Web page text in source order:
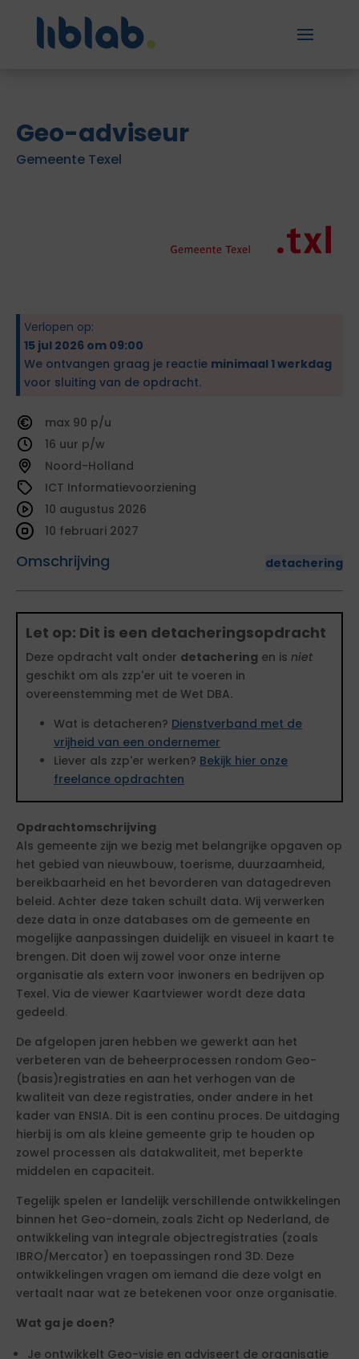
Geo-adviseur
Gemeente Texel
Verlopen op:
15 jul 2026 om 09:00
We ontvangen graag je reactie minimaal 1 werkdag
voor sluiting van de opdracht.
90
16
Noord-Holland
ICT Informatievoorziening
Omschrijving detachering
10 augustus 2026
10 februari 2027
Let op: Dit is een detacheringsopdracht
Deze opdracht valt onder detachering en is niet
geschikt om als zzp'er uit te voeren in
overeenstemming met de Wet DBA.
Wat is detacheren? Dienstverband met de
vrijheid van een ondernemer
Liever als zzp'er werken? Bekijk hier onze
freelance opdrachten
Opdrachtomschrijving
Als gemeente zijn we bezig met belangrijke opgaven op
het gebied van nieuwbouw, toerisme, duurzaamheid,
bereikbaarheid en het bevorderen van datagedreven
beleid. Achter deze taken schuilt data. Wij verwerken
deze data in onze databases om de gemeente en
mogelijke aanpassingen duidelijk en visueel in kaart te
brengen. Dit doen wij zowel voor onze interne
organisatie als extern voor inwoners en bedrijven op
Texel. Via de viewer Kaartviewer wordt deze data
gedeeld.
De afgelopen jaren hebben we gewerkt aan het
verbeteren van de beheerprocessen rondom Geo-
(basis)registraties en aan het verhogen van de
kwaliteit van deze registraties, onder andere in het
kader van ENSIA. Dit is een continu proces. De uitdaging
hierbij is om als kleine gemeente grip te houden op
zowel processen als datakwaliteit, met beperkte
middelen en capaciteit.
Tegelijk spelen er landelijk verschillende ontwikkelingen
binnen het Geo-domein, zoals Zicht op Nederland, de
ontwikkeling van integrale objectregistraties (zoals
IBRO/Mercator) en toepassingen rond 3D. Deze
ontwikkelingen vragen om iemand die deze volgt en
vertaalt naar wat ze betekenen voor onze organisatie.
Wat ga je doen?
Je ontwikkelt Geo-visie en adviseert de organisatie